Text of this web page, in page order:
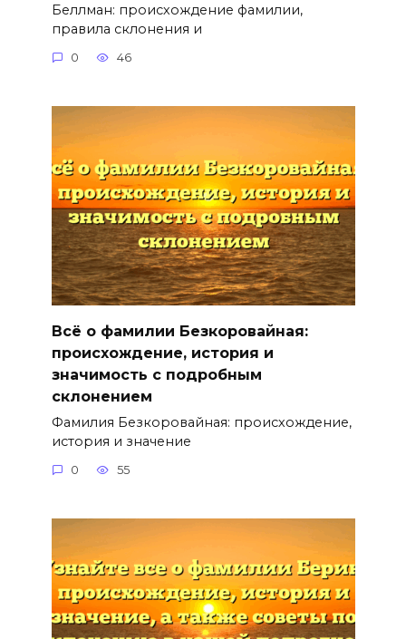
Беллман: происхождение фамилии,
правила склонения и
0 46
Всё о фамилии Безкоровайная:
происхождение, история и
значимость с подробным
склонением
Фамилия Безкоровайная: происхождение,
история и значение
0 55